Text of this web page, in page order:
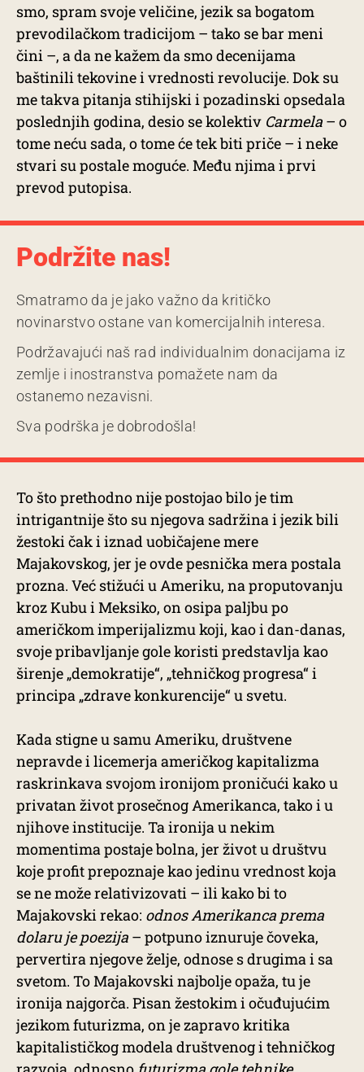
smo, spram svoje veličine, jezik sa bogatom
prevodilačkom tradicijom – tako se bar meni
čini –, a da ne kažem da smo decenijama
baštinili tekovine i vrednosti revolucije. Dok su
me takva pitanja stihijski i pozadinski opsedala
poslednjih godina, desio se kolektiv Carmela – o
tome neću sada, o tome će tek biti priče – i neke
stvari su postale moguće. Među njima i prvi
prevod putopisa.
Podržite nas!
Smatramo da je jako važno da kritičko
novinarstvo ostane van komercijalnih interesa.
Podržavajući naš rad individualnim donacijama iz
zemlje i inostranstva pomažete nam da
ostanemo nezavisni.
Sva podrška je dobrodošla!
To što prethodno nije postojao bilo je tim
intrigantnije što su njegova sadržina i jezik bili
žestoki čak i iznad uobičajene mere
Majakovskog, jer je ovde pesnička mera postala
prozna. Već stižući u Ameriku, na proputovanju
kroz Kubu i Meksiko, on osipa paljbu po
američkom imperijalizmu koji, kao i dan-danas,
svoje pribavljanje gole koristi predstavlja kao
širenje „demokratije“, „tehničkog progresa“ i
principa „zdrave konkurencije“ u svetu.
Kada stigne u samu Ameriku, društvene
nepravde i licemerja američkog kapitalizma
raskrinkava svojom ironijom proničući kako u
privatan život prosečnog Amerikanca, tako i u
njihove institucije. Ta ironija u nekim
momentima postaje bolna, jer život u društvu
koje profit prepoznaje kao jedinu vrednost koja
se ne može relativizovati – ili kako bi to
Majakovski rekao: odnos Amerikanca prema
dolaru je poezija – potpuno iznuruje čoveka,
pervertira njegove želje, odnose s drugima i sa
svetom. To Majakovski najbolje opaža, tu je
ironija najgorča. Pisan žestokim i očuđujućim
jezikom futurizma, on je zapravo kritika
kapitalističkog modela društvenog i tehničkog